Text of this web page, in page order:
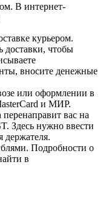
В интернет-
курьером.
доставки, чтобы
вносите денежные
или оформлении в
и МИР.
вас на
Здесь нужно ввести
держателя.
Подробности о
в